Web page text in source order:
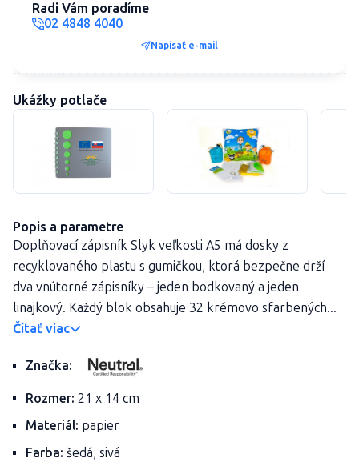
Radi Vám poradíme
02 4848 4040
Napísať e-mail
Ukážky potlače
Popis a parametre
Doplňovací zápisník Slyk veľkosti A5 má dosky z
recyklovaného plastu s gumičkou, ktorá bezpečne drží
dva vnútorné zápisníky – jeden bodkovaný a jeden
linajkový. Každý blok obsahuje 32 krémovo sfarbených...
Čítať viac
Značka:
Rozmer: 21 x 14 cm
Materiál: papier
Farba: šedá, sivá